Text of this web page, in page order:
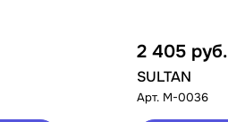
2 405 руб.
SULTAN
Арт. M-0036